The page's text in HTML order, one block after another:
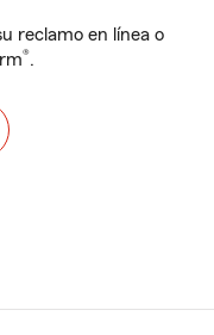
reclamo en línea o
®.